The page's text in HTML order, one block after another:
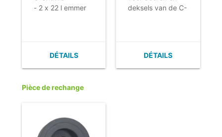
- 2 x 22 l emmer
afzonderlijk te
verkrijgen
DÉTAILS
deksels van de C-
DÉTAILS
Pièce de rechange